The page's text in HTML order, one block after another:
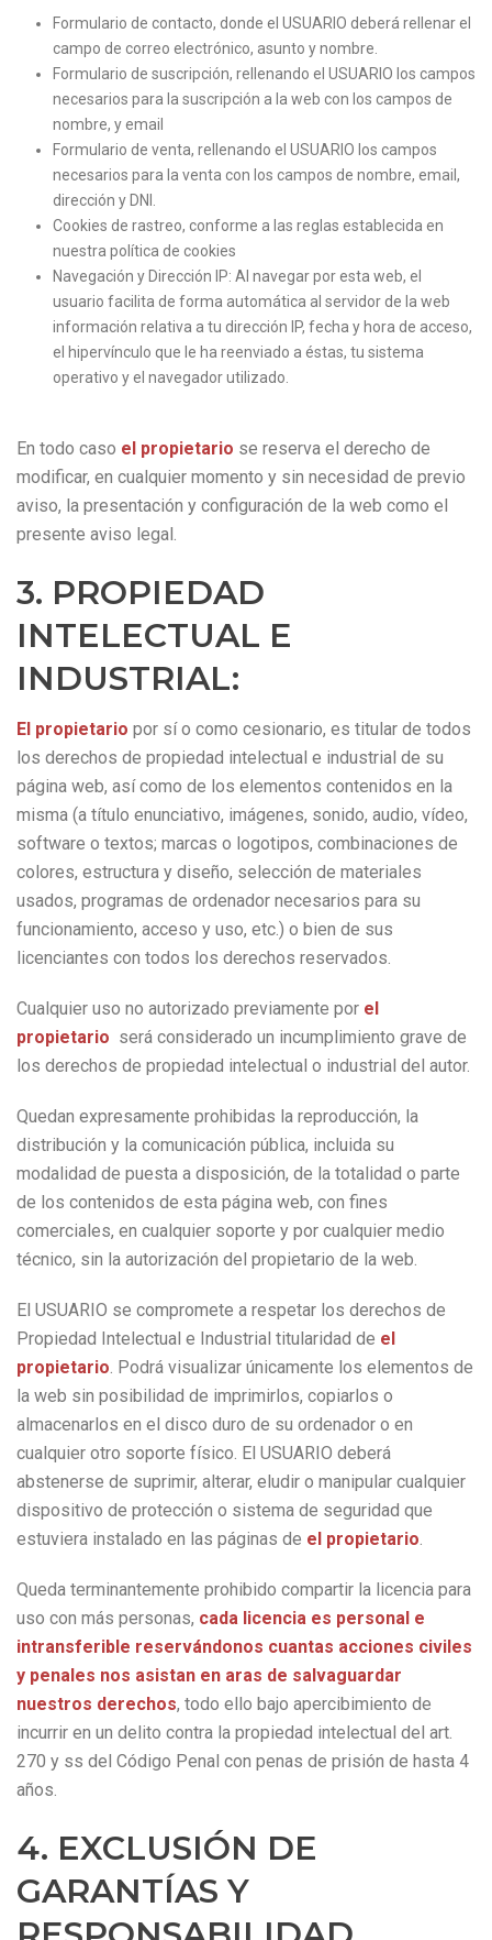
Formulario de contacto, donde el USUARIO deberá rellenar el
campo de correo electrónico, asunto y nombre.
Formulario de suscripción, rellenando el USUARIO los campos
necesarios para la suscripción a la web con los campos de
nombre, y email
Formulario de venta, rellenando el USUARIO los campos
necesarios para la venta con los campos de nombre, email,
dirección y DNI.
Cookies de rastreo, conforme a las reglas establecida en
nuestra política de cookies
Navegación y Dirección IP: Al navegar por esta web, el
usuario facilita de forma automática al servidor de la web
información relativa a tu dirección IP, fecha y hora de acceso,
el hipervínculo que le ha reenviado a éstas, tu sistema
operativo y el navegador utilizado.
En todo caso el propietario se reserva el derecho de
modificar, en cualquier momento y sin necesidad de previo
aviso, la presentación y configuración de la web como el
presente aviso legal.
3. PROPIEDAD
INTELECTUAL E
INDUSTRIAL:
El propietario por sí o como cesionario, es titular de todos
los derechos de propiedad intelectual e industrial de su
página web, así como de los elementos contenidos en la
misma (a título enunciativo, imágenes, sonido, audio, vídeo,
software o textos; marcas o logotipos, combinaciones de
colores, estructura y diseño, selección de materiales
usados, programas de ordenador necesarios para su
funcionamiento, acceso y uso, etc.) o bien de sus
licenciantes con todos los derechos reservados.
Cualquier uso no autorizado previamente por el
propietario será considerado un incumplimiento grave de
los derechos de propiedad intelectual o industrial del autor.
Quedan expresamente prohibidas la reproducción, la
distribución y la comunicación pública, incluida su
modalidad de puesta a disposición, de la totalidad o parte
de los contenidos de esta página web, con fines
comerciales, en cualquier soporte y por cualquier medio
técnico, sin la autorización del propietario de la web.
El USUARIO se compromete a respetar los derechos de
Propiedad Intelectual e Industrial titularidad de el
propietario. Podrá visualizar únicamente los elementos de
la web sin posibilidad de imprimirlos, copiarlos o
almacenarlos en el disco duro de su ordenador o en
cualquier otro soporte físico. El USUARIO deberá
abstenerse de suprimir, alterar, eludir o manipular cualquier
dispositivo de protección o sistema de seguridad que
estuviera instalado en las páginas de el propietario.
Queda terminantemente prohibido compartir la licencia para
uso con más personas, cada licencia es personal e
intransferible reservándonos cuantas acciones civiles
y penales nos asistan en aras de salvaguardar
nuestros derechos, todo ello bajo apercibimiento de
incurrir en un delito contra la propiedad intelectual del art.
270 y ss del Código Penal con penas de prisión de hasta 4
años.
4. EXCLUSIÓN DE
GARANTÍAS Y